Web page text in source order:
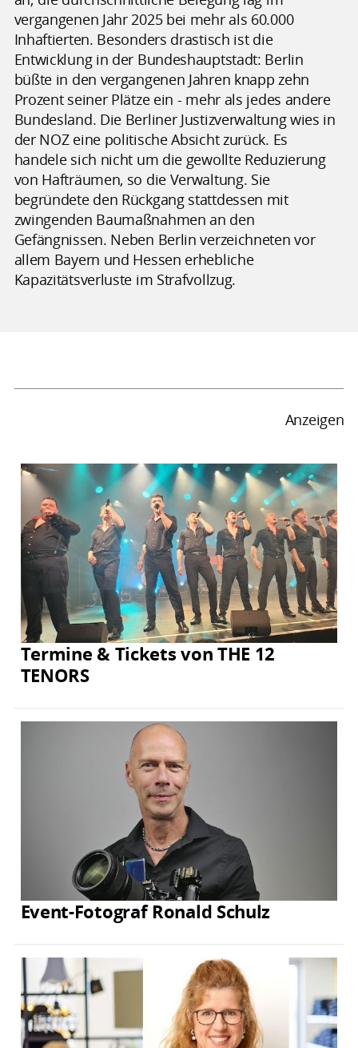
vergangenen Jahr 2025 bei mehr als 60.000
Inhaftierten. Besonders drastisch ist die
Entwicklung in der Bundeshauptstadt: Berlin
büßte in den vergangenen Jahren knapp zehn
Prozent seiner Plätze ein - mehr als jedes andere
Bundesland. Die Berliner Justizverwaltung wies in
der NOZ eine politische Absicht zurück. Es
handele sich nicht um die gewollte Reduzierung
von Hafträumen, so die Verwaltung. Sie
begründete den Rückgang stattdessen mit
zwingenden Baumaßnahmen an den
Gefängnissen. Neben Berlin verzeichneten vor
allem Bayern und Hessen erhebliche
Kapazitätsverluste im Strafvollzug.
Anzeigen
Termine & Tickets von THE 12
TENORS
Event-Fotograf Ronald Schulz